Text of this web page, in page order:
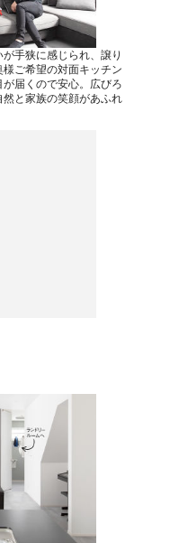
手狭に感じられ、譲り
ご希望の対面キッチン
届くので安心。広びろ
と家族の笑顔があふれ